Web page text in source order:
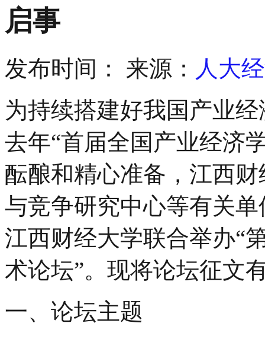
启事
发布时间： 来源： 人大
为持续搭建好我国产业
去年“首届全国产业经济
酝酿和精心准备，江西
与竞争研究中心等有关
江西财经大学联合举办“
术论坛”。现将论坛征文
一、论坛主题